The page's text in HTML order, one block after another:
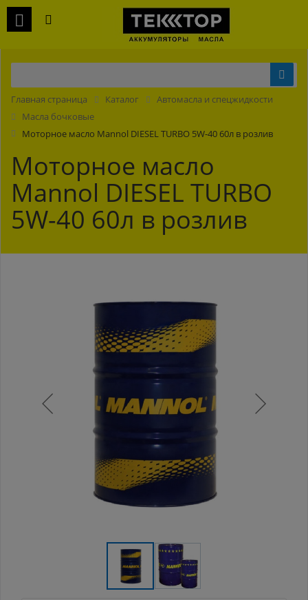
Главная страница Каталог
Автомасла и спецжидкости
Масла бочковые
Моторное масло Mannol DIESEL TURBO 5W-40 60л в розлив
Моторное масло
Mannol DIESEL TURBO
5W-40 60л в розлив